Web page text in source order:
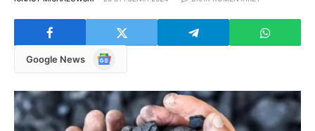
Google News
Google